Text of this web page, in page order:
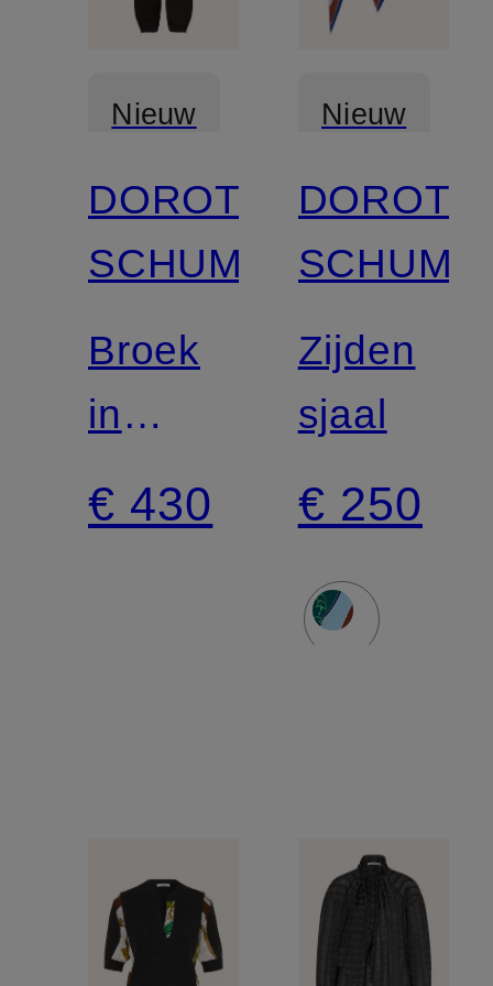
Nieuw
DOROTHEE
SCHUMACHER
Broek
in
joggingstijl
€ 430
Nieuw
Zijden
sjaal
€ 250